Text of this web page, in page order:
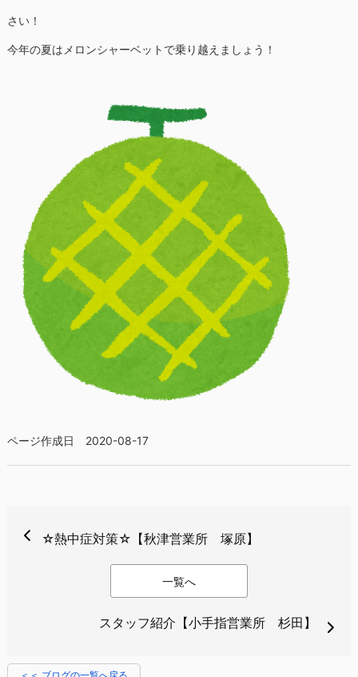
さい！
今年の夏はメロンシャーベットで乗り越えましょう！
ページ作成日 2020-08-17
☆熱中症対策☆【秋津営業所 塚原】
一覧へ
スタッフ紹介【小手指営業所 杉田】